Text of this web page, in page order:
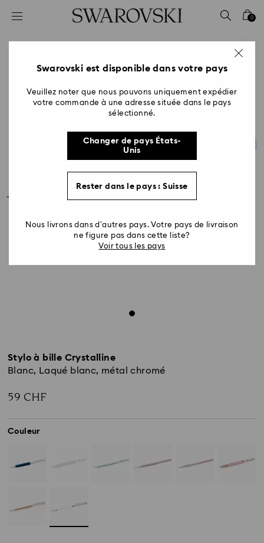
Accesskeys list
2 - Footer
0
Stylo à bille Crystalline
Blanc, Laqué blanc, métal chromé
59 CHF
Couleur
Swarovski est disponible dans votre pays
Veuillez noter que nous pouvons uniquement expédier
votre commande à une adresse située dans le pays
sélectionné.
Changer de pays États-
Unis
Rester dans le pays : Suisse
Nous livrons dans d’autres pays. Votre pays de livraison
ne figure pas dans cette liste?
Voir tous les pays